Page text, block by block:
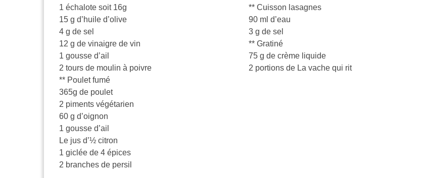
1 échalote soit 16g
15 g d’huile d’olive
4 g de sel
12 g de vinaigre de vin
1 gousse d’ail
2 tours de moulin à poivre
** Poulet fumé
365g de poulet
2 piments végétarien
60 g d’oignon
1 gousse d’ail
Le jus d’½ citron
1 giclée de 4 épices
2 branches de persil
** Cuisson lasagnes
90 ml d’eau
3 g de sel
** Gratiné
75 g de crème liquide
2 portions de La vache qui rit